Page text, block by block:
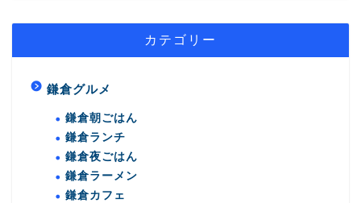
カテゴリー
鎌倉グルメ
鎌倉朝ごはん
鎌倉ランチ
鎌倉夜ごはん
鎌倉ラーメン
鎌倉カフェ